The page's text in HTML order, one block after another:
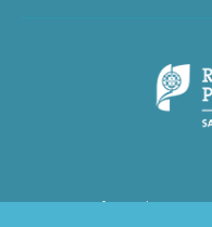
Infarmed © 2016.